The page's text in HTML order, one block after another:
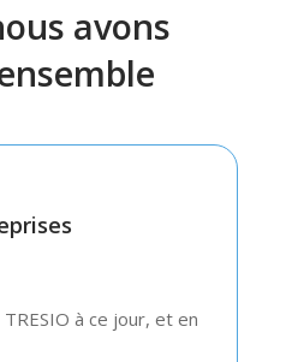
avons
à ce jour, et en